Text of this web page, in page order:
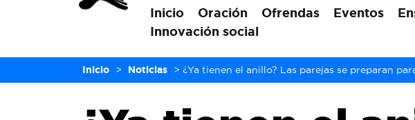
Inicio Oración Ofrendas Eventos
Innovación social
Inicio > Noticias > ¿Ya tienen el anillo? Las parejas se preparan